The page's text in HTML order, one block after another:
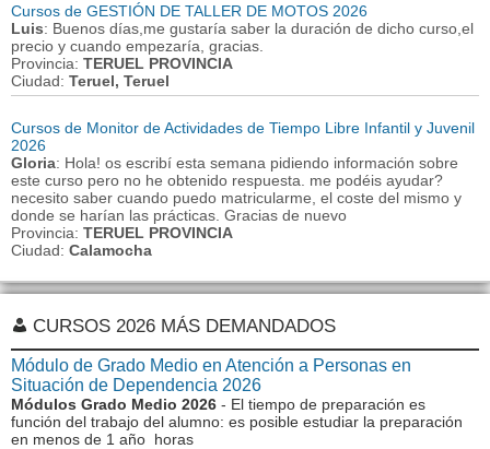
Cursos de GESTIÓN DE TALLER DE MOTOS 2026
Luis: Buenos días,me gustaría saber la duración de dicho curso,el
precio y cuando empezaría, gracias.
Provincia: TERUEL PROVINCIA
Ciudad: Teruel, Teruel
Cursos de Monitor de Actividades de Tiempo Libre Infantil y Juvenil
2026
Gloria: Hola! os escribí esta semana pidiendo información sobre
este curso pero no he obtenido respuesta. me podéis ayudar?
necesito saber cuando puedo matricularme, el coste del mismo y
donde se harían las prácticas. Gracias de nuevo
Provincia: TERUEL PROVINCIA
Ciudad: Calamocha
CURSOS 2026 MÁS DEMANDADOS
Módulo de Grado Medio en Atención a Personas en
Situación de Dependencia 2026
Módulos Grado Medio 2026 - El tiempo de preparación es
función del trabajo del alumno: es posible estudiar la preparación
en menos de 1 año horas